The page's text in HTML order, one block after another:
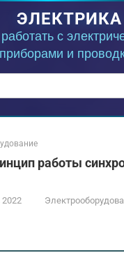
ЭЛЕКТРИКА
с
приборами и
работы